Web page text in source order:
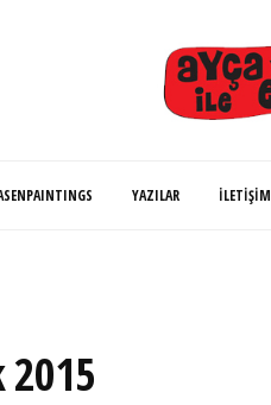
YAZILAR İLETIŞIM
2015